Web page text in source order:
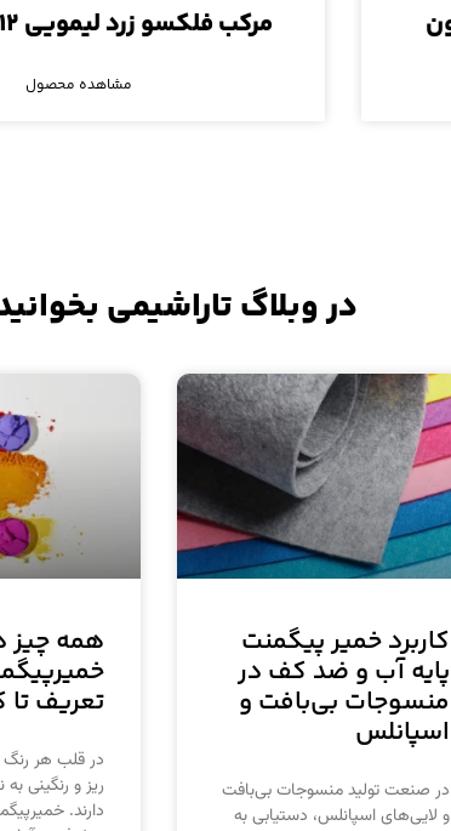
مرکب فلکسو زرد لیمویی ۵۵۰۱۲ دیلون
مشاهده محصول
در وبلاگ تاراشیمی
کاربرد خمیر پیگمنت
پایه آب و ضد کف در
منسوجات بی‌بافت و
اسپانلس
در صنعت تولید منسوجات بی‌بافت
و لایی‌های اسپانلس، دستیابی به
همه چیز
تعریف تا
در قلب هر رنگ
ریز و رنگینی
دارند.